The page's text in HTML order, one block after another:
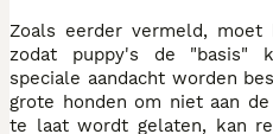
Zoals eerder vermeld, moet
zodat puppy's de "basis"
speciale aandacht worden
grote honden om niet aan
te laat wordt gelaten, kan